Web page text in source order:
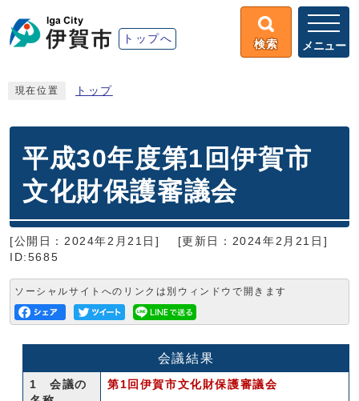
トップへ 検索 メニュー
現在位置 トップ
平成30年度第1回伊賀市
文化財保護審議会
[公開日：2024年2月21日]
[更新日：2024年2月21日]
ID:5685
ソーシャルサイトへのリンクは別ウィンドウで開きます
会議結果
1 会議の
第1回伊賀市文化財保護審議会